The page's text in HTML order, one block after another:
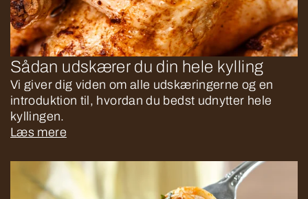
Sådan udskærer du din hele kylling
Vi giver dig viden om alle udskæringerne og en
introduktion til, hvordan du bedst udnytter hele
kyllingen.
Læs mere